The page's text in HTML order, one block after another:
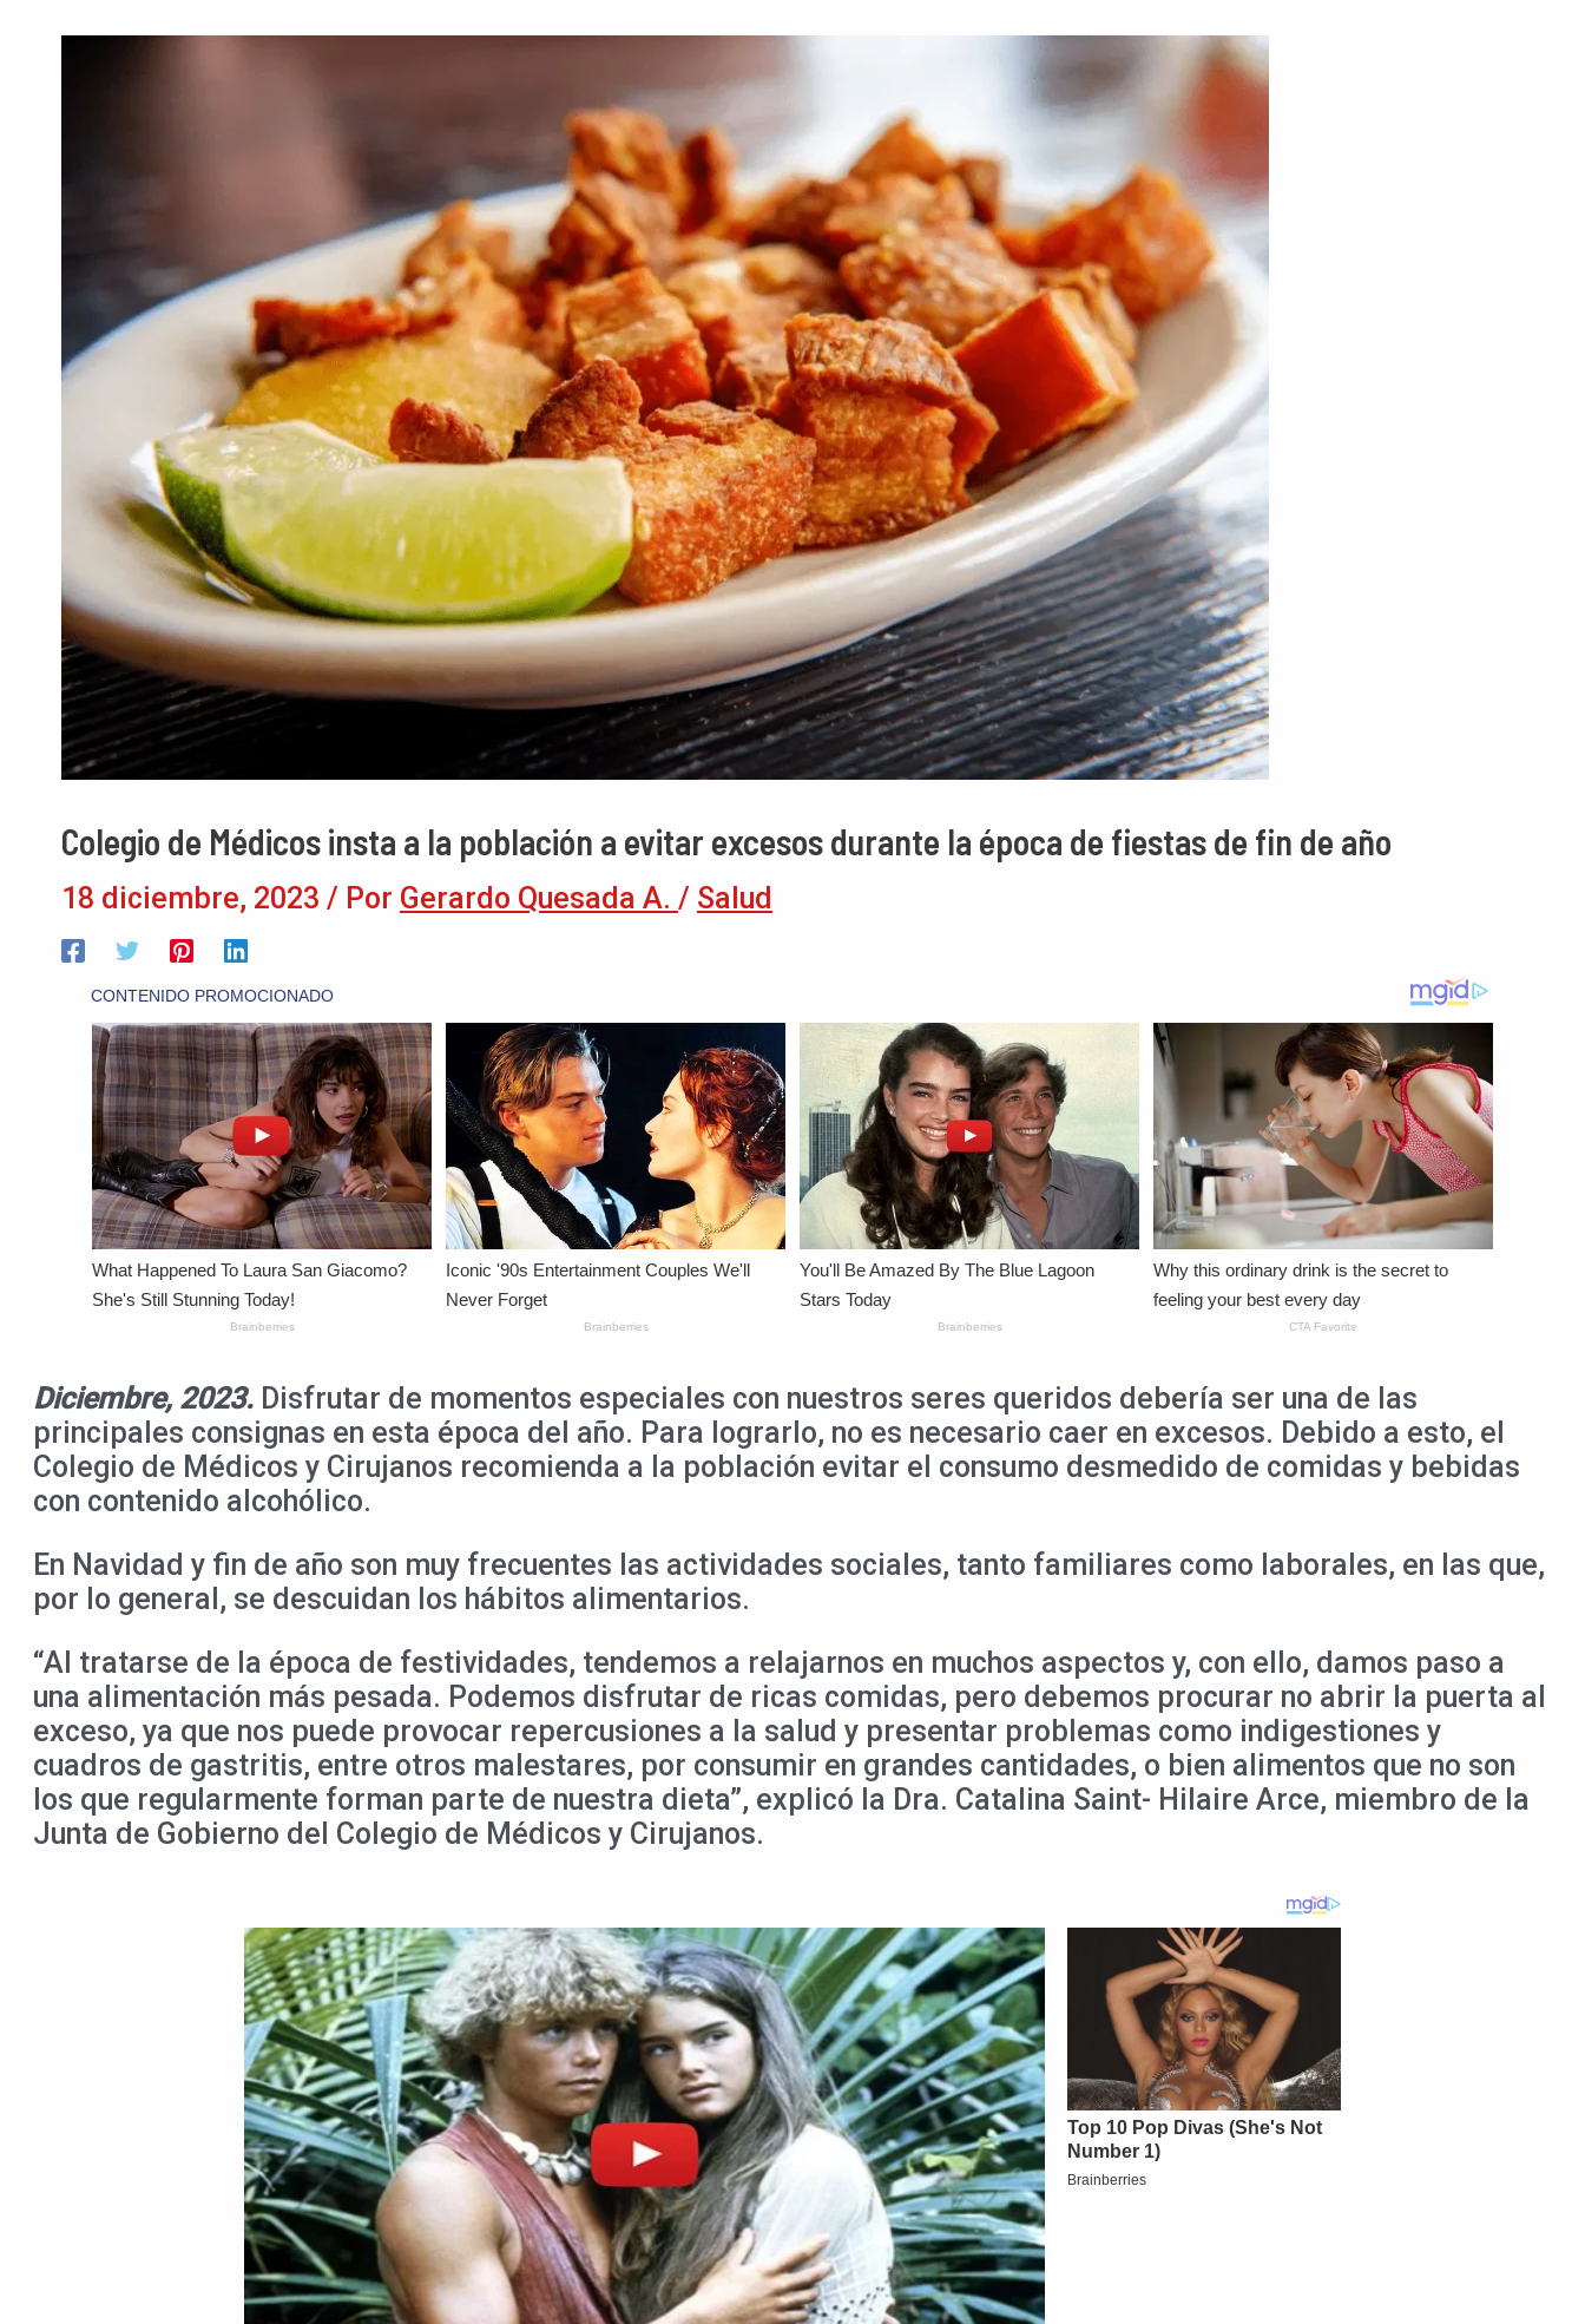
Colegio de Médicos insta a la población a evitar excesos durante la época de fiestas de fin de año
18 diciembre, 2023 / Por Gerardo Quesada A. / Salud
Diciembre, 2023. Disfrutar de momentos especiales con nuestros seres queridos debería ser una de las
principales consignas en esta época del año. Para lograrlo, no es necesario caer en excesos. Debido a esto, el
Colegio de Médicos y Cirujanos recomienda a la población evitar el consumo desmedido de comidas y bebidas
con contenido alcohólico.
En Navidad y fin de año son muy frecuentes las actividades sociales, tanto familiares como laborales, en las que,
por lo general, se descuidan los hábitos alimentarios.
“Al tratarse de la época de festividades, tendemos a relajarnos en muchos aspectos y, con ello, damos paso a
una alimentación más pesada. Podemos disfrutar de ricas comidas, pero debemos procurar no abrir la puerta al
exceso, ya que nos puede provocar repercusiones a la salud y presentar problemas como indigestiones y
cuadros de gastritis, entre otros malestares, por consumir en grandes cantidades, o bien alimentos que no son
los que regularmente forman parte de nuestra dieta”, explicó la Dra. Catalina Saint- Hilaire Arce, miembro de la
Junta de Gobierno del Colegio de Médicos y Cirujanos.